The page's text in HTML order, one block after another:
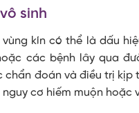
sinh
kín có thể là dấu
các bệnh lây qua
chẩn đoán và điều trị kịp
cơ hiếm muộn hoặc